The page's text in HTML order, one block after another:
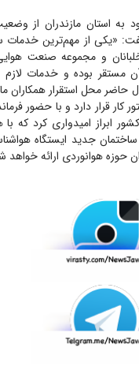
استان مازندران از
«یکی از مهم‌ترین
خلبانان و مجموعه صنعت
مستقر بوده و خدمات لازم
محل استقرار همکاران
کار قرار دارد و با حضور
ابراز امیدواری کرد که
جدید ایستگاه
حوزه هوانوردی ارائه خواهد